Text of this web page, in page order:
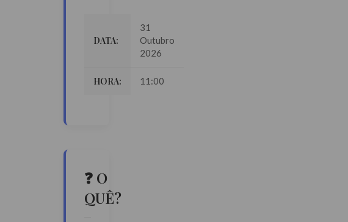
DATA:
31
Outubro
2026
HORA: 11:00
❓ O
QUÊ?